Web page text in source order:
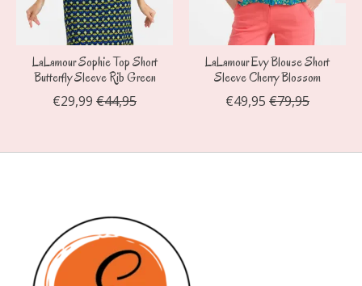
LaLamour Sophie Top Short
Butterfly Sleeve Rib Green
€29,99 €44,95
LaLamour Evy Blouse Short
Sleeve Cherry Blossom
€49,95 €79,95